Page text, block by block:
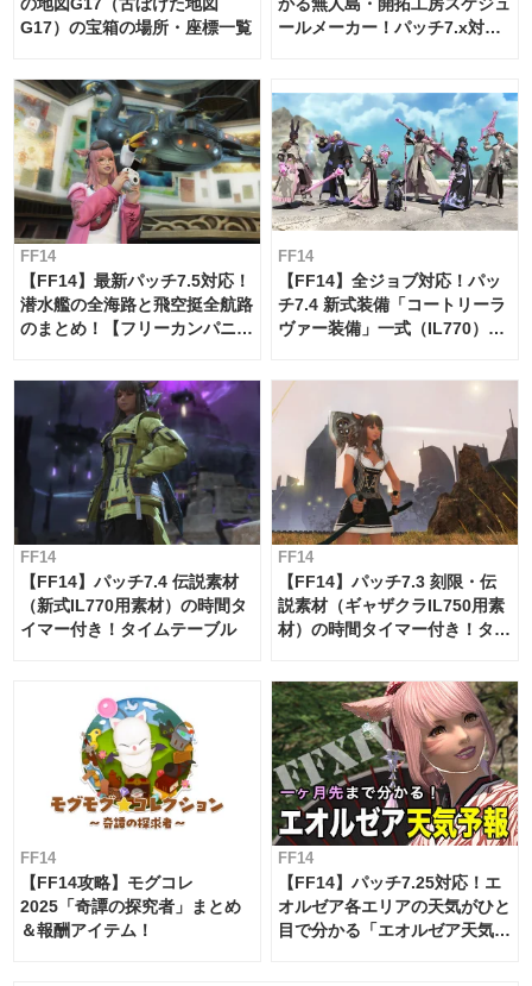
の地図G17（古ぼけた地図
G17）の宝箱の場所・座標一覧
かる無人島・開拓工房スケジュ
ールメーカー！パッチ7.x対応
FF14
【FF14】最新パッチ7.5対応！
潜水艦の全海路と飛空挺全航路
のまとめ！【フリーカンパニ
FF14
【FF14】全ジョブ対応！パッ
チ7.4 新式装備「コートリーラ
ヴァー装備」一式（IL770）の
FF14
【FF14】パッチ7.4 伝説素材
（新式IL770用素材）の時間タ
イマー付き！タイムテーブル
FF14
【FF14】パッチ7.3 刻限・伝
説素材（ギャザクラIL750用素
材）の時間タイマー付き！タイ
FF14
【FF14攻略】モグコレ
2025「奇譚の探究者」まとめ
＆報酬アイテム！
FF14
【FF14】パッチ7.25対応！エ
オルゼア各エリアの天気がひと
目で分かる「エオルゼア天気予